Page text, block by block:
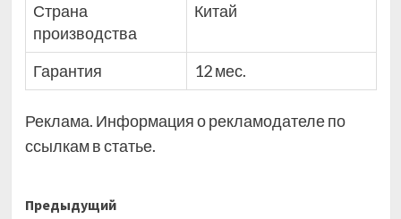
Страна
производства
Китай
Гарантия 12 мес.
Реклама. Информация о рекламодателе по
ссылкам в статье.
Навигация
Предыдущий